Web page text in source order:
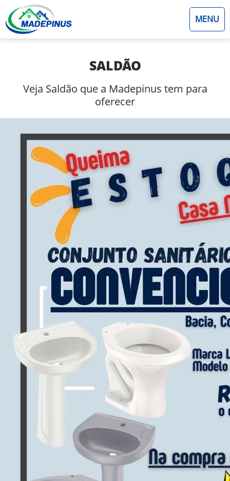
MENU
SALDÃO
Veja Saldão que a Madepinus tem para
oferecer